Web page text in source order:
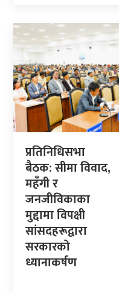
प्रतिनिधिसभा
बैठक: सीमा विवाद,
महँगी र
जनजीविकाका
मुद्दामा विपक्षी
सांसदहरूद्वारा
सरकारको
ध्यानाकर्षण